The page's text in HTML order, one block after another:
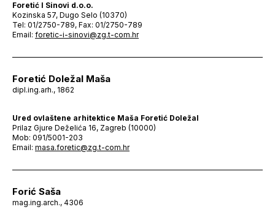
Foretić I Sinovi d.o.o.
Kozinska 57, Dugo Selo (10370)
Tel: 01/2750-789, Fax: 01/2750-789
Email: foretic-i-sinovi@zg.t-com.hr
Foretić Doležal Maša
dipl.ing.arh., 1862
Ured ovlaštene arhitektice Maša Foretić Doležal
Prilaz Gjure Deželića 16, Zagreb (10000)
Mob: 091/5001-203
Email: masa.foretic@zg.t-com.hr
Forić Saša
mag.ing.arch., 4306